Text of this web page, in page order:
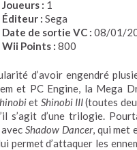
Joueurs : 1
Éditeur : Sega
Date de sortie VC : 08/01/
Wii Points : 800
d’avoir engendré
et PC Engine, la Mega
et Shinobi III(toutes
s’agit d’une trilogie.
Shadow Dancer, qui met
permet d’attaquer les